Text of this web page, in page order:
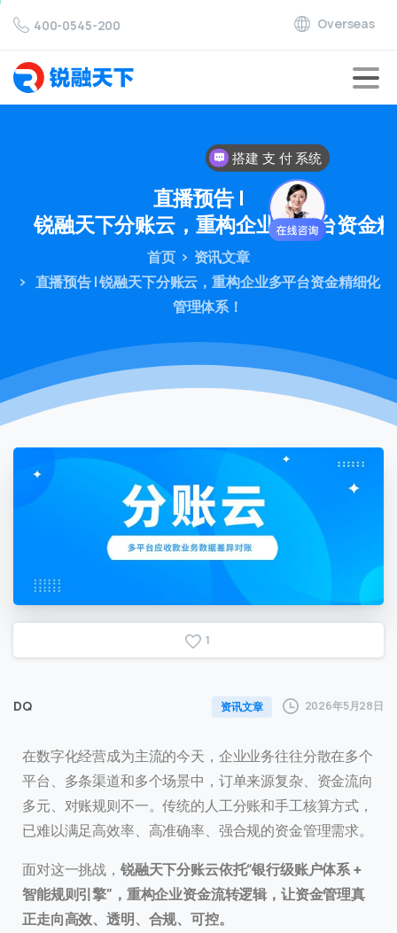
400-0545-200 Overseas
直播预告 |
锐融天下分账云，重构企业多平台资金
首页
资讯文章
直播预告 | 锐融天下分账云，重构企业多平台资金精细化
管理体系！
1
DQ 资讯文章 2026年5月28日
在数字化经营成为主流的今天，企业业务往往分散在多个
平台、多条渠道和多个场景中，订单来源复杂、资金流向
多元、对账规则不一。传统的人工分账和手工核算方式，
已难以满足高效率、高准确率、强合规的资金管理需求。
面对这一挑战， 锐融天下分账云依托“银行级账户体系 +
智能规则引擎”，重构企业资金流转逻辑，让资金管理真
正走向高效、透明、合规、可控。
对接 支 付 通道